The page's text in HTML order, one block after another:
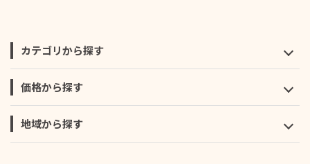
カテゴリから探す
価格から探す
地域から探す